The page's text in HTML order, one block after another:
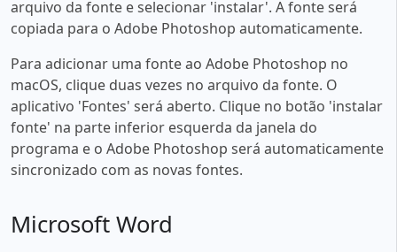
arquivo da fonte e selecionar 'instalar'. A fonte será
copiada para o Adobe Photoshop automaticamente.
Para adicionar uma fonte ao Adobe Photoshop no
macOS, clique duas vezes no arquivo da fonte. O
aplicativo 'Fontes' será aberto. Clique no botão 'instalar
fonte' na parte inferior esquerda da janela do
programa e o Adobe Photoshop será automaticamente
sincronizado com as novas fontes.
Microsoft Word